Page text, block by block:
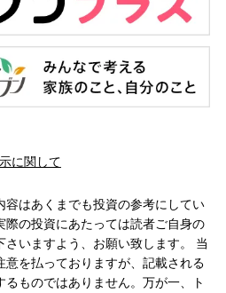
に関して
容はあくまでも投資の参考にしてい
際の投資にあたっては読者ご自身の
いますよう、お願い致します。 当
を払っておりますが、記載される
ものではありません。万が一、ト